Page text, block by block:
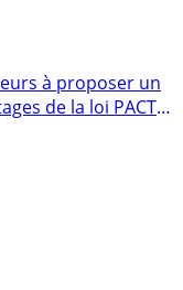
de la loi PACTE